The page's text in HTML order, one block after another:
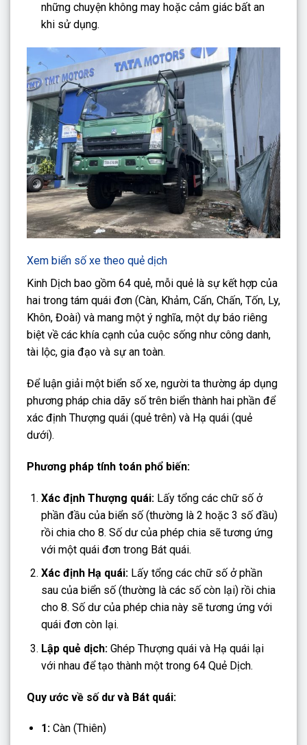
những chuyện không may hoặc cảm giác bất an
khi sử dụng.
Xem biển số xe theo quẻ dịch
Kinh Dịch bao gồm 64 quẻ, mỗi quẻ là sự kết hợp của
hai trong tám quái đơn (Càn, Khảm, Cấn, Chấn, Tốn, Ly,
Khôn, Đoài) và mang một ý nghĩa, một dự báo riêng
biệt về các khía cạnh của cuộc sống như công danh,
tài lộc, gia đạo và sự an toàn.
Để luận giải một biển số xe, người ta thường áp dụng
phương pháp chia dãy số trên biển thành hai phần để
xác định Thượng quái (quẻ trên) và Hạ quái (quẻ
dưới).
Phương pháp tính toán phổ biến:
Xác định Thượng quái:Lấy tổng các chữ số ở
phần đầu của biển số (thường là 2 hoặc 3 số đầu)
rồi chia cho 8. Số dư của phép chia sẽ tương ứng
với một quái đơn trong Bát quái.
Xác định Hạ quái:Lấy tổng các chữ số ở phần
sau của biển số (thường là các số còn lại) rồi chia
cho 8. Số dư của phép chia này sẽ tương ứng với
quái đơn còn lại.
Lập quẻ dịch:Ghép Thượng quái và Hạ quái lại
với nhau để tạo thành một trong 64 Quẻ Dịch.
Quy ước về số dư và Bát quái:
1:Càn (Thiên)